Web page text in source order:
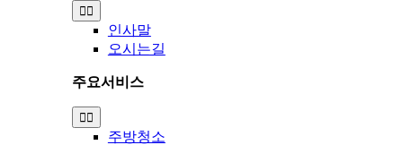
Toggle
Navigation
인사말
오시는길
주요서비스
Toggle
Navigation
주방청소